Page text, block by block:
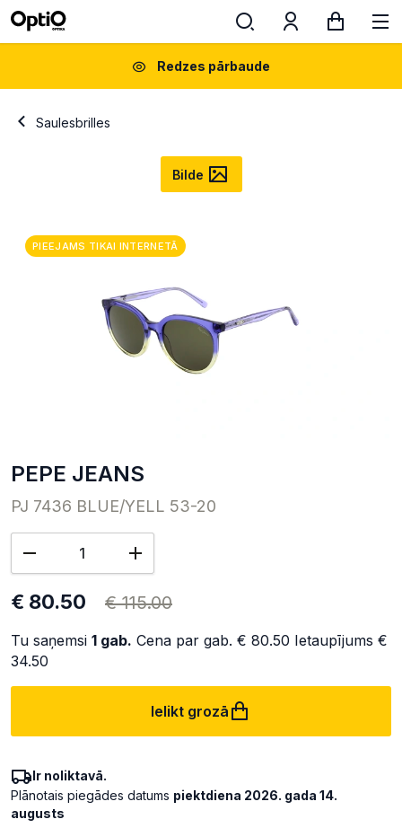
Redzes pārbaude
Saulesbrilles
Bilde
PIEEJAMS TIKAI INTERNETĀ
PEPE JEANS
PJ 7436 BLUE/YELL 53-20
€ 80.50 € 115.00
Tu saņemsi 1 gab. Cena par gab. € 80.50 Ietaupījums €
34.50
Ielikt grozā
Ir noliktavā.
Plānotais piegādes datums piektdiena 2026. gada 14.
augusts